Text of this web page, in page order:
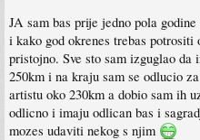
JA sam bas prije jedno pola
i kako god okrenes trebas potrositi
pristojno. Sve sto sam izguglao
250km i na kraju sam se odlucio
artistu oko 230km a dobio sam ih
odlicno i imaju odlican bas i
mozes udaviti nekog s njim